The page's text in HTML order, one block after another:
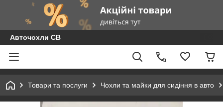
Авточохли СВ
Товари та послуги Чохли та майки для сидіння в авто